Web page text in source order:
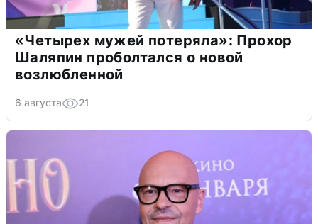
«Четырех мужей потеряла»: Прохор
Шаляпин проболтался о новой
возлюбленной
6 августа 21